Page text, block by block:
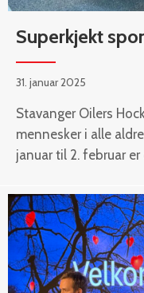
Superkjekt
31. januar 2025
Stavanger Oilers
mennesker i alle
januar til 2. februar er